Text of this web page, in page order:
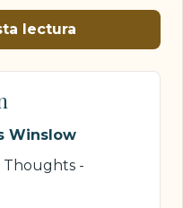
lectura
Winslow
Thoughts -